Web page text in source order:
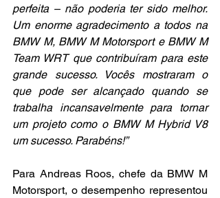
perfeita – não poderia ter sido melhor.
Um enorme agradecimento a todos na
BMW M, BMW M Motorsport e BMW M
Team WRT que contribuíram para este
grande sucesso. Vocês mostraram o
que pode ser alcançado quando se
trabalha incansavelmente para tornar
um projeto como o BMW M Hybrid V8
um sucesso. Parabéns!”
Para Andreas Roos, chefe da BMW M
Motorsport, o desempenho representou